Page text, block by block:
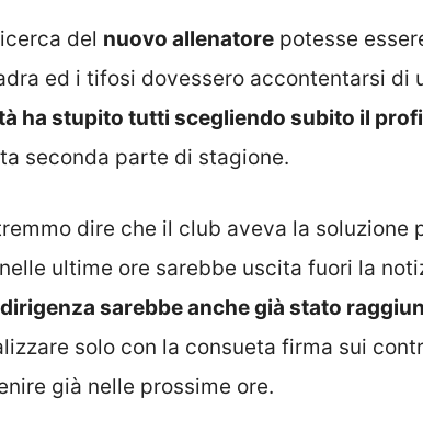
del nuovo allenatore potesse
ed i tifosi dovessero accontentarsi di
ha stupito tutti scegliendo subito il
seconda parte di stagione.
dire che il club aveva la soluzione
ultime ore sarebbe uscita fuori la
dirigenza sarebbe anche già stato
solo con la consueta firma sui
già nelle prossime ore.